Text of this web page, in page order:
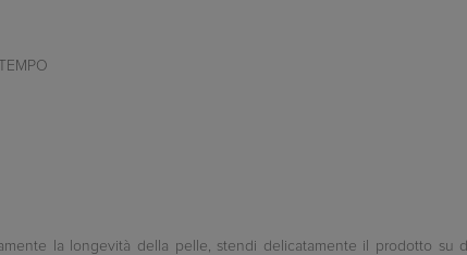
la longevità della pelle, stendi delicatamente il prodotto su